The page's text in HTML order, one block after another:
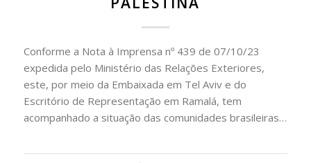
Conforme a Nota à Imprensa nº 439 de 07/10/23
expedida pelo Ministério das Relações Exteriores,
este, por meio da Embaixada em Tel Aviv e do
Escritório de Representação em Ramalá, tem
acompanhado a situação das comunidades brasileiras…